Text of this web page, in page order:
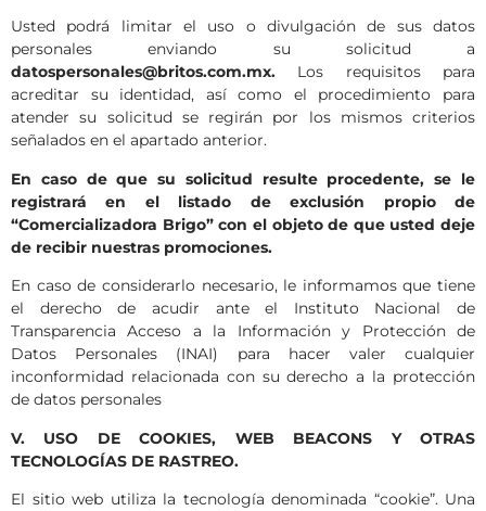
Usted podrá limitar el uso o divulgación de sus datos
personales enviando su solicitud a
datospersonales@britos.com.mx. Los requisitos para
acreditar su identidad, así como el procedimiento para
atender su solicitud se regirán por los mismos criterios
señalados en el apartado anterior.
En caso de que su solicitud resulte procedente, se le
registrará en el listado de exclusión propio de
“Comercializadora Brigo” con el objeto de que usted deje
de recibir nuestras promociones.
En caso de considerarlo necesario, le informamos que tiene
el derecho de acudir ante el Instituto Nacional de
Transparencia Acceso a la Información y Protección de
Datos Personales (INAI) para hacer valer cualquier
inconformidad relacionada con su derecho a la protección
de datos personales
V. USO DE COOKIES, WEB BEACONS Y OTRAS
TECNOLOGÍAS DE RASTREO.
El sitio web utiliza la tecnología denominada “cookie”. Una